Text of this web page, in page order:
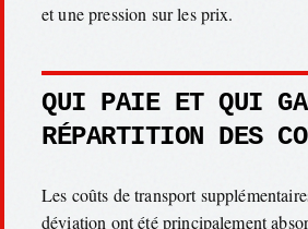
et une pression sur les prix.
QUI PAIE ET QUI
RÉPARTITION DES
Les coûts de transport
déviation ont été principalement